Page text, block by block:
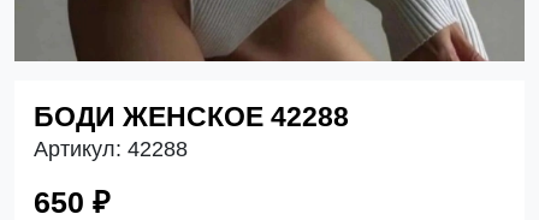
БОДИ ЖЕНСКОЕ 42288
Артикул: 42288
650 ₽